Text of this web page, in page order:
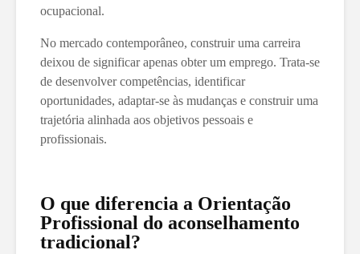
ocupacional.
No mercado contemporâneo, construir uma carreira
deixou de significar apenas obter um emprego. Trata-se
de desenvolver competências, identificar
oportunidades, adaptar-se às mudanças e construir uma
trajetória alinhada aos objetivos pessoais e
profissionais.
O que diferencia a Orientação
Profissional do aconselhamento
tradicional?